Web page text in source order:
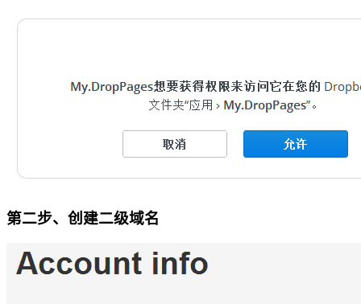
第二步、创建二级域名